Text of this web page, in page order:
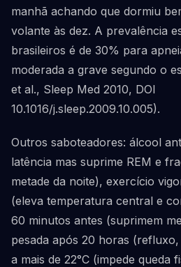
manhã achando que dormiu
volante às dez. A prevalência
brasileiros é de 30% para
moderada a grave segundo o
et al., Sleep Med 2010, DOI
10.1016/j.sleep.2009.10.005).
Outros saboteadores: álcool
latência mas suprime REM e
metade da noite), exercício
(eleva temperatura central e
60 minutos antes (suprimem
pesada após 20 horas
a mais de 22°C (impede queda